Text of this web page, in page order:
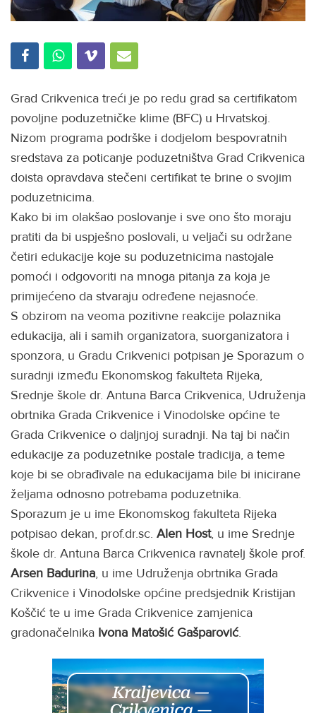
Grad Crikvenica treći je po redu grad sa certifikatom
povoljne poduzetničke klime (BFC) u Hrvatskoj.
Nizom programa podrške i dodjelom bespovratnih
sredstava za poticanje poduzetništva Grad Crikvenica
doista opravdava stečeni certifikat te brine o svojim
poduzetnicima.
Kako bi im olakšao poslovanje i sve ono što moraju
pratiti da bi uspješno poslovali, u veljači su održane
četiri edukacije koje su poduzetnicima nastojale
pomoći i odgovoriti na mnoga pitanja za koja je
primijećeno da stvaraju određene nejasnoće.
S obzirom na veoma pozitivne reakcije polaznika
edukacija, ali i samih organizatora, suorganizatora i
sponzora, u Gradu Crikvenici potpisan je Sporazum o
suradnji između Ekonomskog fakulteta Rijeka,
Srednje škole dr. Antuna Barca Crikvenica, Udruženja
obrtnika Grada Crikvenice i Vinodolske općine te
Grada Crikvenice o daljnjoj suradnji. Na taj bi način
edukacije za poduzetnike postale tradicija, a teme
koje bi se obrađivale na edukacijama bile bi inicirane
željama odnosno potrebama poduzetnika.
Sporazum je u ime Ekonomskog fakulteta Rijeka
potpisao dekan, prof.dr.sc. Alen Host, u ime Srednje
škole dr. Antuna Barca Crikvenica ravnatelj škole prof.
Arsen Badurina, u ime Udruženja obrtnika Grada
Crikvenice i Vinodolske općine predsjednik Kristijan
Koščić te u ime Grada Crikvenice zamjenica
gradonačelnika Ivona Matošić Gašparović.